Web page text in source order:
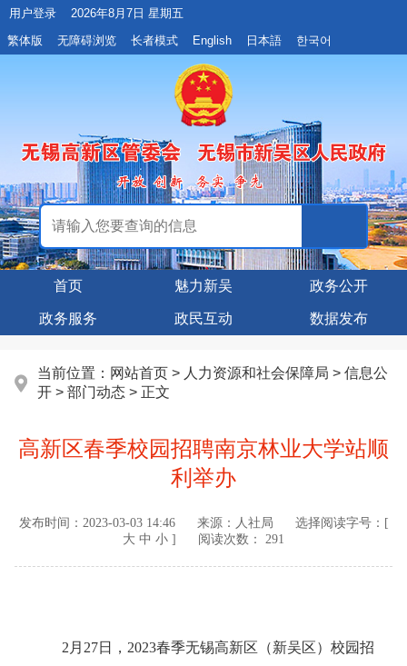
用户登录
2026年8月7日 星期五
繁体版
无障碍浏览 长者模式 English 日本語 한국어
首页 魅力新吴 政务公开
政务服务 政民互动 数据发布
当前位置： 网站首页 > 人力资源和社会保障局 > 信息公
开 > 部门动态 > 正文
高新区春季校园招聘南京林业大学站顺
利举办
发布时间： 2023-03-03 14:46 来源： 人社局
选择阅读字号：[
大 中 小 ] 阅读次数： 291
2月27日，2023春季无锡高新区（新吴区）校园招